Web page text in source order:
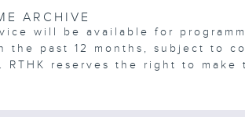
ARCHIVE
will be available for
the past 12 months, subject to
RTHK reserves the right to make